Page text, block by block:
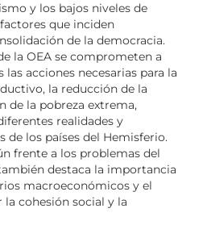
y los bajos niveles de
que inciden
de la democracia.
la OEA se comprometen a
acciones necesarias para la
la reducción de la
de la pobreza extrema,
realidades y
de los países del Hemisferio.
frente a los problemas del
destaca la importancia
macroeconómicos y el
cohesión social y la